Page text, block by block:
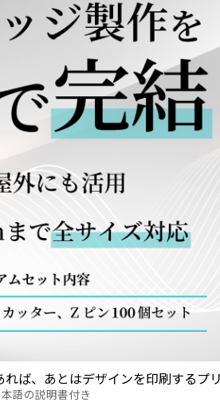
ば、あとはデザインを印刷するプ
語の説明書付き